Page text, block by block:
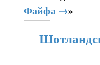
Файфа →»